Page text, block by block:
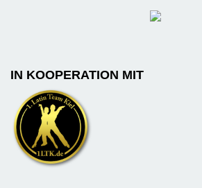
IN KOOPERATION MIT